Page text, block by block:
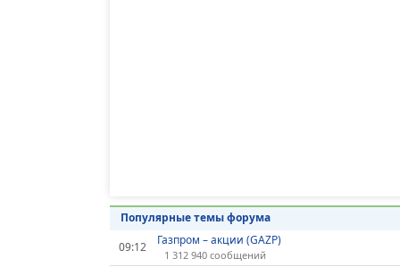
Популярные темы форума
09:12
Газпром – акции (GAZP)
1 312 940 сообщений